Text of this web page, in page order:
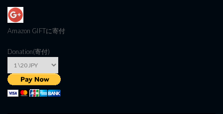
Amazon GIFTに寄付
Donation(寄付)